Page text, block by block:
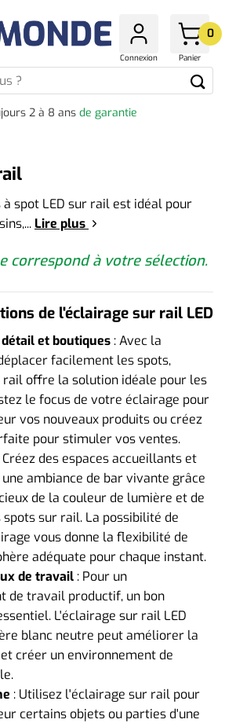
Connexion Panier
0
2 à 8 ans de garantie
spot LED sur rail est idéal pour
... Lire plus
correspond à votre sélection.
de l'éclairage sur rail LED
et boutiques: Avec la
facilement les spots,
offre la solution idéale pour les
le focus de votre éclairage pour
vos nouveaux produits ou créez
pour stimuler vos ventes.
Créez des espaces accueillants et
ambiance de bar vivante grâce
de la couleur de lumière et de
spots sur rail. La possibilité de
vous donne la flexibilité de
adéquate pour chaque instant.
de travail: Pour un
de travail productif, un bon
L'éclairage sur rail LED
blanc neutre peut améliorer la
créer un environnement de
: Utilisez l'éclairage sur rail pour
certains objets ou parties d'une